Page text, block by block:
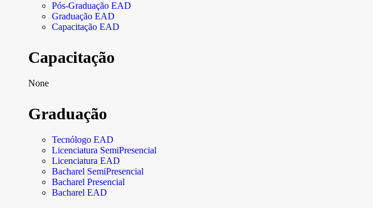
Pós-Graduação EAD
Graduação EAD
Capacitação EAD
Capacitação
None
Graduação
Tecnólogo EAD
Licenciatura SemiPresencial
Licenciatura EAD
Bacharel SemiPresencial
Bacharel Presencial
Bacharel EAD